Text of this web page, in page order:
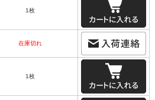
1枚
在庫切れ
1枚